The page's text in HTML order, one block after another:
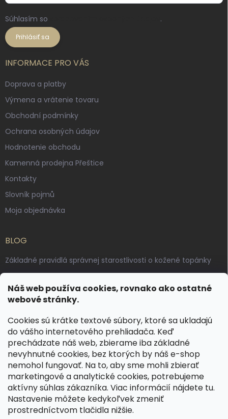
Náš web používa cookies, rovnako ako ostatné
webové stránky.
Cookies sú krátke textové súbory, ktoré sa ukladajú
do vášho internetového prehliadača. Keď
prechádzate náš web, zbierame iba základné
nevyhnutné cookies, bez ktorých by náš e-shop
nemohol fungovať. Na to, aby sme mohli zbierať
marketingové a analytické cookies, potrebujeme
aktívny súhlas zákazníka. Viac informácií nájdete tu.
Nastavenie môžete kedykoľvek zmeniť
prostredníctvom tlačidla nižšie.
Súhlasím so .
Prihlásiť sa
INFORMACE PRO VÁS
Doprava a platby
Výmena a vrátenie tovaru
Obchodní podmínky
Ochrana osobných údajov
Hodnotenie obchodu
Kamenná prodejna Přeštice
Kontakty
Slovník pojmů
Moja objednávka
BLOG
Základné pravidlá správnej starostlivosti o kožené topánky
Výroba českých kožených opaskov: vôňa pravej kože, dotyk
remesla
KONTAKT
dotazy@ spongr.cz
+420 776 663 962
https://www.facebook.com/spongr.cz
spongr.cz